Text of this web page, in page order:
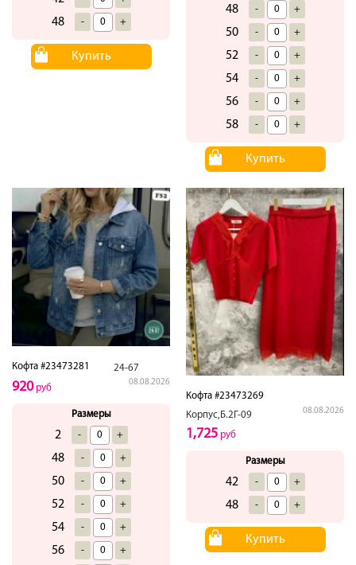
48 - +
Купить
48 - +
50 - +
52 - +
54 - +
56 - +
58 - +
Купить
Кофта #23473281 24-67
08.08.2026
920руб
Размеры
2 - +
48 - +
50 - +
52 - +
54 - +
56 - +
Кофта #23473269
Корпус,Б.2Г-09
08.08.2026
1,725 руб
Размеры
42 - +
48 - +
Купить